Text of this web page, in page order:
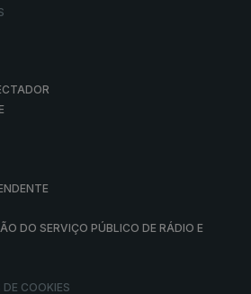
DO SERVIÇO PÚBLICO DE RÁDIO E
COOKIES